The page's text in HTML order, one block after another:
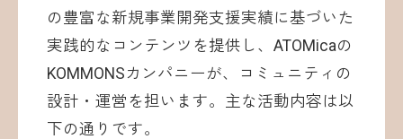
の豊富な新規事業開発支援実績に基づいた
実践的なコンテンツを提供し、ATOMicaの
KOMMONSカンパニーが、コミュニティの
設計・運営を担います。主な活動内容は以
下の通りです。